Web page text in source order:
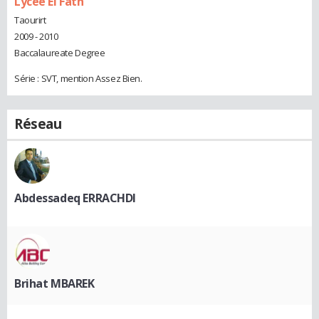
Taourirt
2009 - 2010
Baccalaureate Degree
Série : SVT, mention Assez Bien.
Réseau
Abdessadeq ERRACHDI
Brihat MBAREK